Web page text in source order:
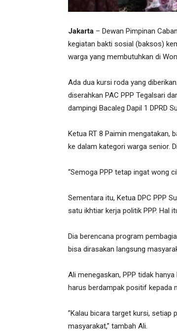
Jakarta – Dewan Pimpinan
kegiatan bakti sosial (baksos)
warga yang membutuhkan di
Ada dua kursi roda yang
diserahkan PAC PPP Tegalsari
dampingi Bacaleg Dapil 1 DPRD
Ketua RT 8 Paimin mengatakan,
ke dalam kategori warga senior.
“Semoga PPP tetap ingat wong
Sementara itu, Ketua DPC PPP
satu ikhtiar kerja politik PPP. Hal
Dia berencana program
bisa dirasakan langsung
Ali menegaskan, PPP tidak
harus berdampak positif kepada
”Kalau bicara target kursi, setiap
masyarakat,” tambah Ali.